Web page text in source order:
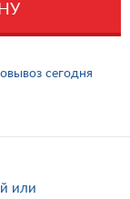
сегодня
или